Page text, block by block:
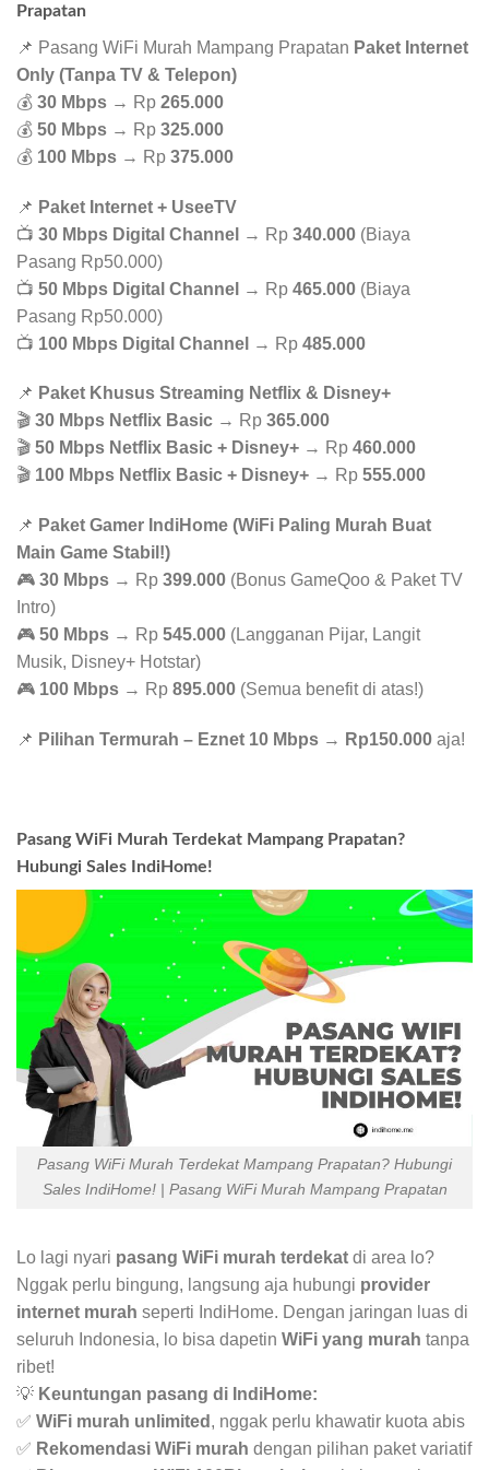
Prapatan
📌 Pasang WiFi Murah Mampang Prapatan Paket Internet
Only (Tanpa TV & Telepon)
💰 30 Mbps → Rp 265.000
💰 50 Mbps → Rp 325.000
💰 100 Mbps → Rp 375.000
📌 Paket Internet + UseeTV
📺 30 Mbps Digital Channel → Rp 340.000 (Biaya
Pasang Rp50.000)
📺 50 Mbps Digital Channel → Rp 465.000 (Biaya
Pasang Rp50.000)
📺 100 Mbps Digital Channel → Rp 485.000
📌 Paket Khusus Streaming Netflix & Disney+
🎬 30 Mbps Netflix Basic → Rp 365.000
🎬 50 Mbps Netflix Basic + Disney+ → Rp 460.000
🎬 100 Mbps Netflix Basic + Disney+ → Rp 555.000
📌 Paket Gamer IndiHome (WiFi Paling Murah Buat
Main Game Stabil!)
🎮 30 Mbps → Rp 399.000 (Bonus GameQoo & Paket TV
Intro)
🎮 50 Mbps → Rp 545.000 (Langganan Pijar, Langit
Musik, Disney+ Hotstar)
🎮 100 Mbps → Rp 895.000 (Semua benefit di atas!)
📌 Pilihan Termurah – Eznet 10 Mbps → Rp150.000 aja!
Pasang WiFi Murah Terdekat Mampang Prapatan?
Hubungi Sales IndiHome!
Pasang WiFi Murah Terdekat Mampang Prapatan? Hubungi
Sales IndiHome! | Pasang WiFi Murah Mampang Prapatan
Lo lagi nyari pasang WiFi murah terdekat di area lo?
Nggak perlu bingung, langsung aja hubungi provider
internet murah seperti IndiHome. Dengan jaringan luas di
seluruh Indonesia, lo bisa dapetin WiFi yang murah tanpa
ribet!
💡 Keuntungan pasang di IndiHome:
✅ WiFi murah unlimited , nggak perlu khawatir kuota abis
✅ Rekomendasi WiFi murah dengan pilihan paket variatif